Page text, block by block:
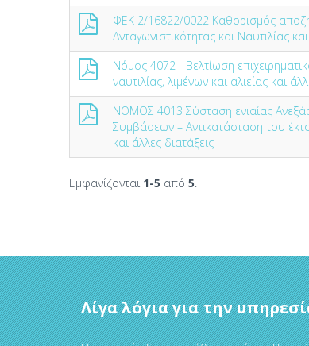
ΦΕΚ 2/16822/0022 Καθορισμός
Ανταγωνιστικότητας και Ναυτιλίας
Νόμος 4072 - Βελτίωση
ναυτιλίας, λιμένων και αλιείας και
NOMOΣ 4013 Σύσταση ενιαίας
Συμβάσεων – Αντικατάσταση του
και άλλες διατάξεις
Εμφανίζονται 1-5 από 5.
Λίγα λόγια για την